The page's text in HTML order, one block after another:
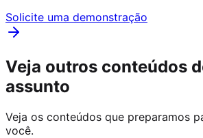
Solicite uma demonstração
Veja outros conteúdos
assunto
Veja os conteúdos que preparamos
você.